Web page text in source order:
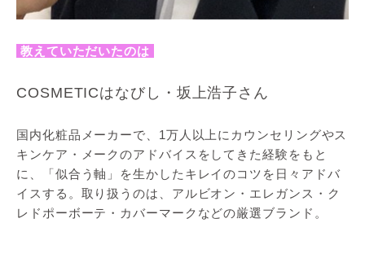
教えていただいたのは
COSMETICはなびし・坂上浩子さん
国内化粧品メーカーで、1万人以上にカウンセリングやス
キンケア・メークのアドバイスをしてきた経験をもと
に、「似合う軸」を生かしたキレイのコツを日々アドバ
イスする。取り扱うのは、アルビオン・エレガンス・ク
レドポーボーテ・カバーマークなどの厳選ブランド。